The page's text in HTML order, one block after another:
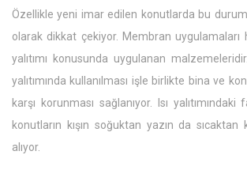
Özellikle yeni imar edilen konutlarda bu
olarak dikkat çekiyor. Membran uygulamaları
yalıtımı konusunda uygulanan
yalıtımında kullanılması işle birlikte bina ve
karşı korunması sağlanıyor. Isı
konutların kışın soğuktan yazın da sıcaktan
alıyor.